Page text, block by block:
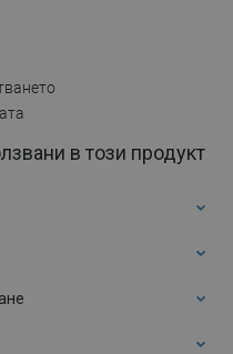
в този продукт